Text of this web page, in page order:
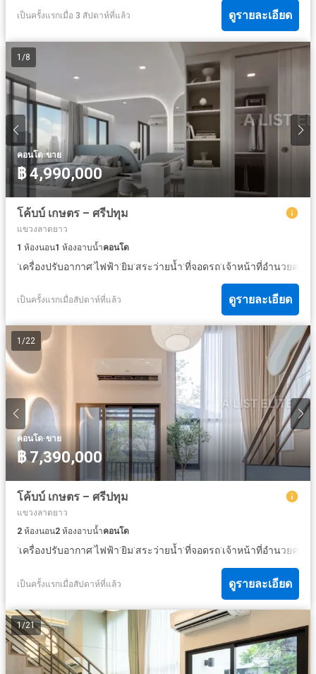
เป็นครั้งแรกเมื่อ 3 สัปดาห์ที่แล้ว ดูรายละเอียด
1 /8
คอนโด·ขาย
฿ 4,990,000
โค้บบ์ เกษตร – ศรีปทุม
แขวงลาดยาว
1 ห้องนอน1 ห้องอาบน้ำคอนโด
·เครื่องปรับอากาศ·ไฟฟ้า·ยิม·สระว่ายน้ำ·ที่จอดรถ·เจ้าหน้าที่อำนวยควา
เป็นครั้งแรกเมื่อสัปดาห์ที่แล้ว ดูรายละเอียด
1 /22
คอนโด·ขาย
฿ 7,390,000
โค้บบ์ เกษตร – ศรีปทุม
แขวงลาดยาว
2 ห้องนอน2 ห้องอาบน้ำคอนโด
·เครื่องปรับอากาศ·ไฟฟ้า·ยิม·สระว่ายน้ำ·ที่จอดรถ·เจ้าหน้าที่อำนวยควา
เป็นครั้งแรกเมื่อสัปดาห์ที่แล้ว ดูรายละเอียด
1/21